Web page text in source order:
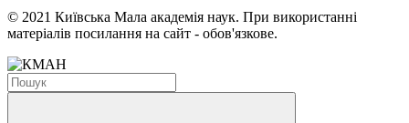
© 2021 Київська Мала академія наук. При використанні
матеріалів посилання на сайт - обов'язкове.